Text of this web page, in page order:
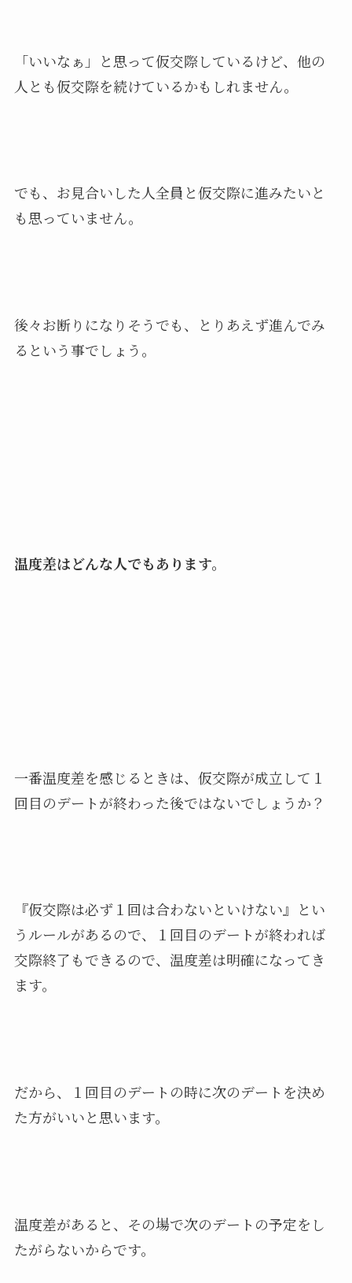
「いいなぁ」と思って仮交際しているけど、他の
人とも仮交際を続けているかもしれません。
でも、お見合いした人全員と仮交際に進みたいと
も思っていません。
後々お断りになりそうでも、とりあえず進んでみ
るという事でしょう。
温度差はどんな人でもあります。
一番温度差を感じるときは、仮交際が成立して１
回目のデートが終わった後ではないでしょうか？
『仮交際は必ず１回は合わないといけない』とい
うルールがあるので、１回目のデートが終われば
交際終了もできるので、温度差は明確になってき
ます。
だから、１回目のデートの時に次のデートを決め
た方がいいと思います。
温度差があると、その場で次のデートの予定をし
たがらないからです。